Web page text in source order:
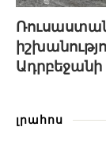
Ադրբեջանի
լրահոս